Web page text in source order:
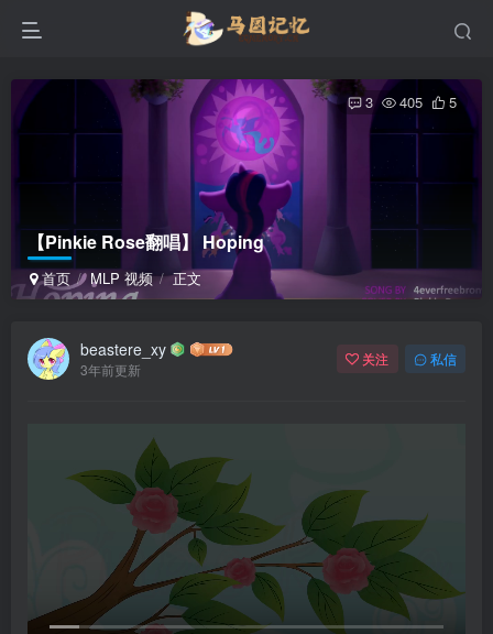
【Pinkie Rose翻唱】 Hoping
首页 MLP 视频 正文
3 405 5
beastere_xy
3年前更新
关注 私信